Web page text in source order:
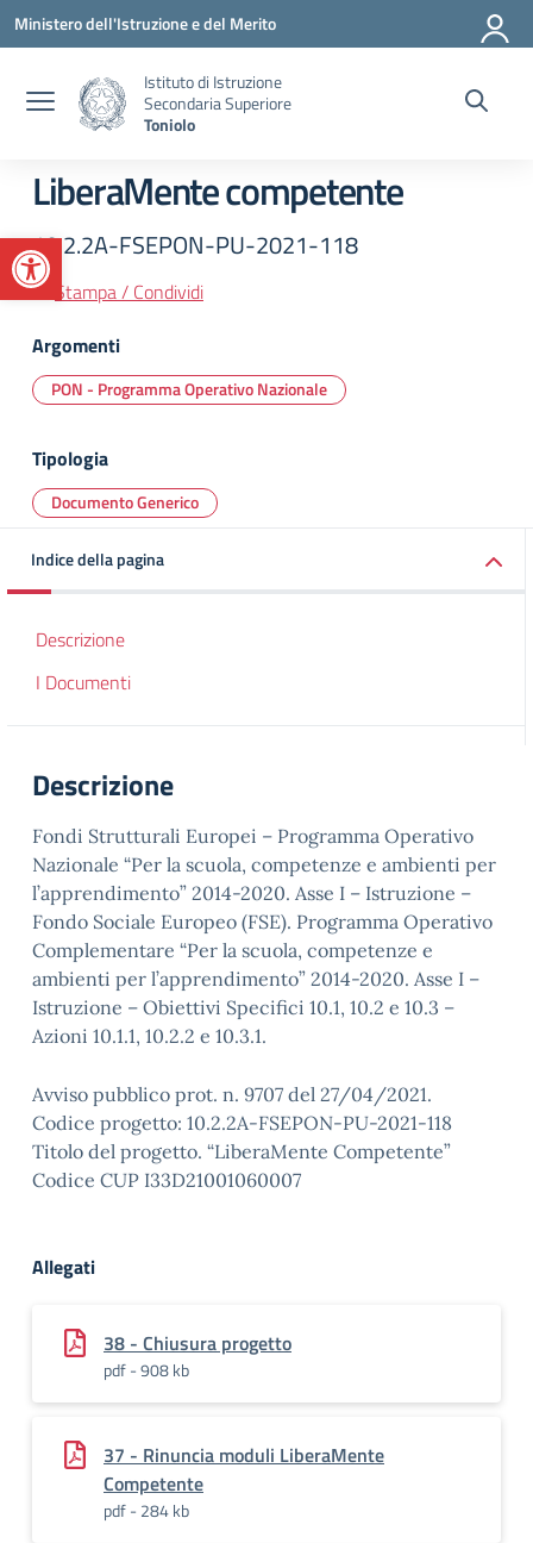
Apri la barra degli strumenti
Vai ai contenuti
Vai al menu di navigazione
Vai al footer
Ministero dell'Istruzione e del Merito
Istituto di Istruzione
Secondaria Superiore
Toniolo
LiberaMente competente
10.2.2A-FSEPON-PU-2021-118
Stampa / Condividi
Argomenti
PON - Programma Operativo Nazionale
Tipologia
Documento Generico
Indice della pagina
Descrizione
I Documenti
Descrizione
Fondi Strutturali Europei – Programma Operativo
Nazionale “Per la scuola, competenze e ambienti per
l’apprendimento” 2014-2020. Asse I – Istruzione –
Fondo Sociale Europeo (FSE). Programma Operativo
Complementare “Per la scuola, competenze e
ambienti per l’apprendimento” 2014-2020. Asse I –
Istruzione – Obiettivi Specifici 10.1, 10.2 e 10.3 –
Azioni 10.1.1, 10.2.2 e 10.3.1.
Avviso pubblico prot. n. 9707 del 27/04/2021.
Codice progetto: 10.2.2A-FSEPON-PU-2021-118
Titolo del progetto. “LiberaMente Competente”
Codice CUP I33D21001060007
Allegati
38 - Chiusura progetto
pdf - 908 kb
37 - Rinuncia moduli LiberaMente
Competente
pdf - 284 kb